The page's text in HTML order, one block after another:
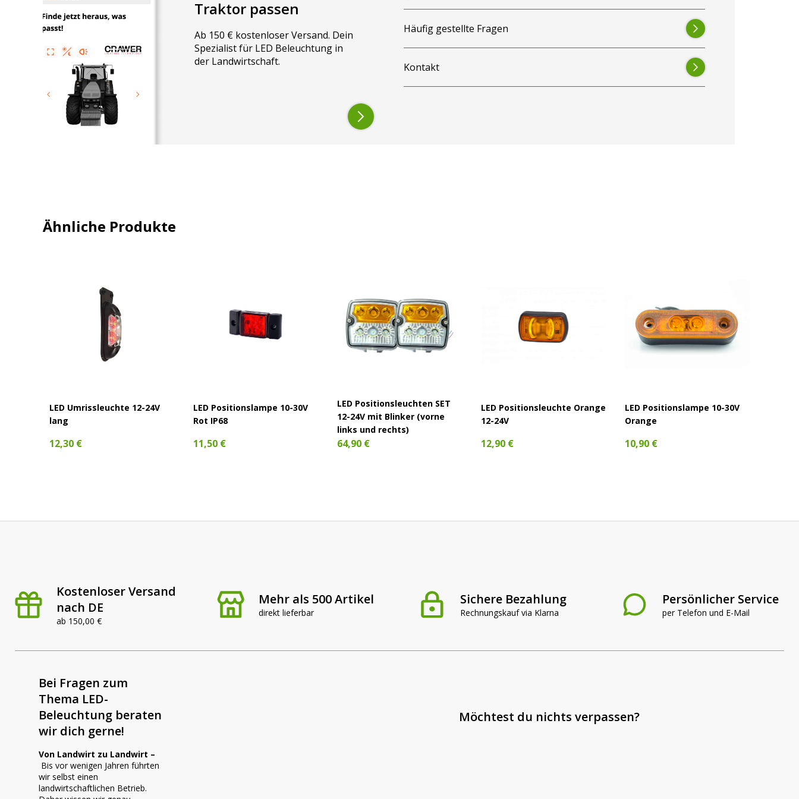
Traktor passen
Ab 150 € kostenloser Versand. Dein
Spezialist für LED Beleuchtung in
der Landwirtschaft.
Häufig gestellte Fragen
Kontakt
Ähnliche Produkte
LED Umrissleuchte 12-24V
lang
12,30 €
LED Positionslampe 10-30V
Rot IP68
11,50 €
LED Positionsleuchten SET
12-24V mit Blinker (vorne
links und rechts)
64,90 €
LED Positionsleuchte Orange
12-24V
12,90 €
LED Positionslampe 10-30V
Orange
10,90 €
Kostenloser Versand
nach DE
ab 150,00 €
Mehr als 500 Artikel
direkt lieferbar
Sichere Bezahlung
Rechnungskauf via Klarna
Persönlicher Service
per Telefon und E-Mail
Bei Fragen zum
Thema LED-
Beleuchtung beraten
wir dich gerne!
Von Landwirt zu Landwirt –
Bis vor wenigen Jahren führten
wir selbst einen
landwirtschaftlichen Betrieb.
Möchtest du nichts verpassen?